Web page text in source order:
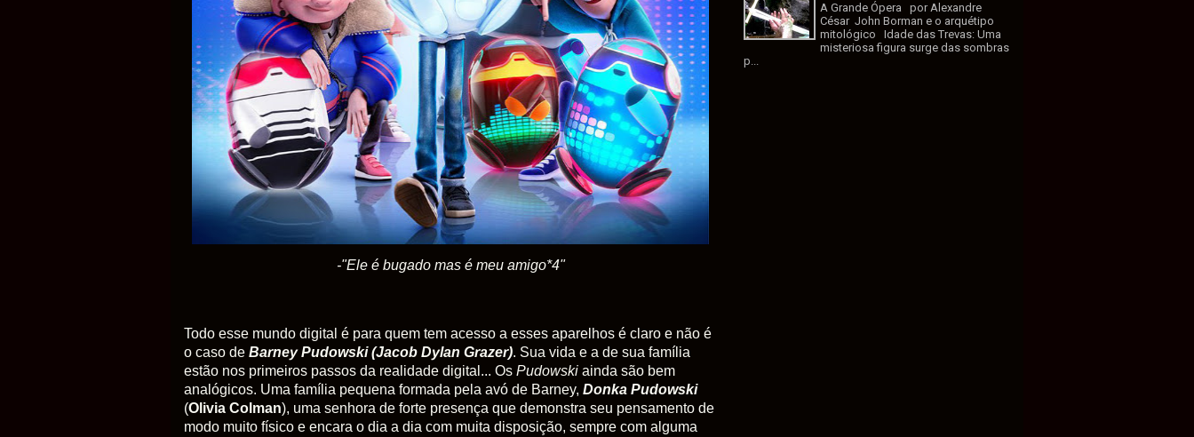
-"Ele é bugado mas é meu amigo*4"
Todo esse mundo digital é para quem tem acesso a esses aparelhos é claro e não é
o caso de Barney Pudowski (Jacob Dylan Grazer). Sua vida e a de sua família
estão nos primeiros passos da realidade digital... Os Pudowski ainda são bem
analógicos. Uma família pequena formada pela avó de Barney, Donka Pudowski
(Olivia Colman), uma senhora de forte presença que demonstra seu pensamento de
modo muito físico e encara o dia a dia com muita disposição, sempre com alguma
A Grande Ópera por Alexandre
César John Borman e o arquétipo
mitológico Idade das Trevas: Uma
misteriosa figura surge das sombras
p...